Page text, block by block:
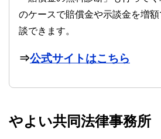
のケースで賠償金や示談金を増
談できます。
⇒公式サイトはこちら
やよい共同法律事務所